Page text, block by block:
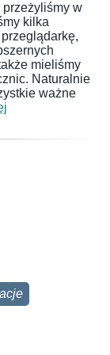
w
kilka
mieliśmy
Naturalnie
ważne